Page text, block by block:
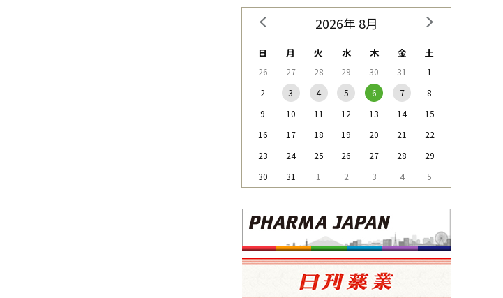
2026年 8月
日 月 火 水 木 金 土
26 27 28 29 30 31
1
2
3 4 5 6 7
8
9
10 11 12 13 14
15
16
17 18 19 20 21
22
23
24 25 26 27 28
29
30
31 1 2 3 4 5